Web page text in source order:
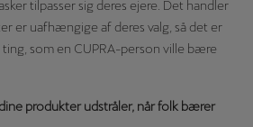
tilpasser sig deres ejere. Det handler
er uafhængige af deres valg, så det er
som en CUPRA-person ville bære
produkter udstråler, når folk bærer